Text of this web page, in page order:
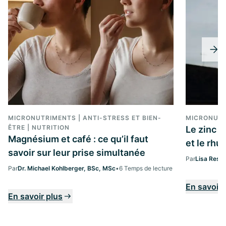
MICRONUTRIMENTS | ANTI-STRESS ET BIEN-
ÊTRE | NUTRITION
Magnésium et café : ce qu’il faut
savoir sur leur prise simultanée
ParDr. Michael Kohlberger, BSc, MSc•6 Temps de lecture
En savoir plus
Le zinc
et le
ParLisa
En savoir